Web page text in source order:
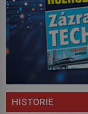
HISTORIE